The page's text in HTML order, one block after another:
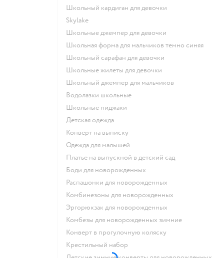
Школьный кардиган для девочки
Skylake
Школьные джемпер для девочки
Школьная форма для мальчиков темно синяя
Школьный сарафан для девочки
Школьные жилеты для девочки
Школьный джемпер для мальчиков
Водолазки школьные
Школьные пиджаки
Детская одежда
Конверт на выписку
Одежда для малышей
Платье на выпускной в детский сад
Боди для новорожденных
Распашонки для новорожденных
Комбинезоны для новорожденных
Эргорюкзак для новорожденных
Комбезы для новорожденных зимние
Конверт в прогулочную коляску
Крестильный набор